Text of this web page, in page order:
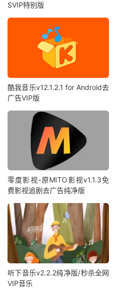
SVIP特别版
酷我音乐v12.1.2.1 for Android去
广告VIP版
零度影视-原MITO影视v1.1.3免
费影视追剧去广告纯净版
听下音乐v2.2.2纯净版/秒杀全网
VIP音乐